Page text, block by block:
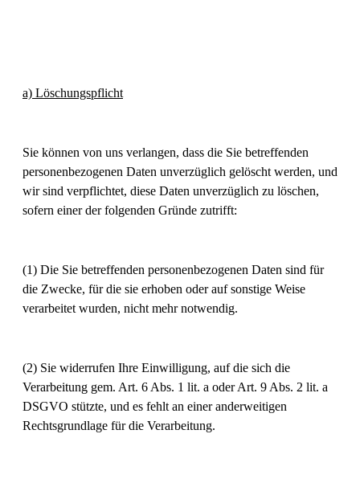
a) Löschungspflicht
Sie können von uns verlangen, dass die Sie betreffenden
personenbezogenen Daten unverzüglich gelöscht werden, und
wir sind verpflichtet, diese Daten unverzüglich zu löschen,
sofern einer der folgenden Gründe zutrifft:
(1) Die Sie betreffenden personenbezogenen Daten sind für
die Zwecke, für die sie erhoben oder auf sonstige Weise
verarbeitet wurden, nicht mehr notwendig.
(2) Sie widerrufen Ihre Einwilligung, auf die sich die
Verarbeitung gem. Art. 6 Abs. 1 lit. a oder Art. 9 Abs. 2 lit. a
DSGVO stützte, und es fehlt an einer anderweitigen
Rechtsgrundlage für die Verarbeitung.